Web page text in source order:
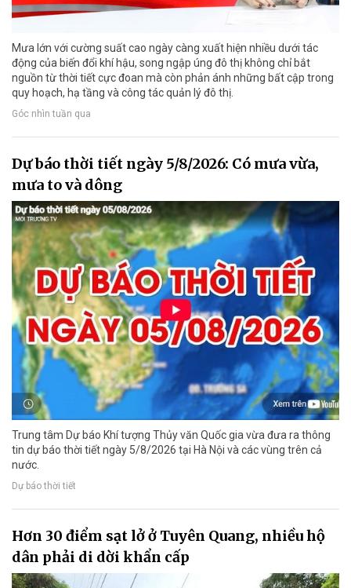
Mưa lớn với cường suất cao ngày càng xuất hiện nhiều dưới tác
động của biến đổi khí hậu, song ngập úng đô thị không chỉ bắt
nguồn từ thời tiết cực đoan mà còn phản ánh những bất cập trong
quy hoạch, hạ tầng và công tác quản lý đô thị.
Góc nhìn tuần qua
Dự báo thời tiết ngày 5/8/2026: Có mưa vừa,
mưa to và dông
Trung tâm Dự báo Khí tượng Thủy văn Quốc gia vừa đưa ra thông
tin dự báo thời tiết ngày 5/8/2026 tại Hà Nội và các vùng trên cả
nước.
Dự báo thời tiết
Hơn 30 điểm sạt lở ở Tuyên Quang, nhiều hộ
dân phải di dời khẩn cấp